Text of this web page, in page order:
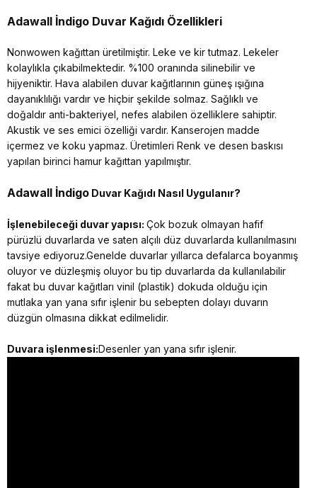
Adawall İndigo Duvar Kağıdı Özellikleri
Nonwowen kağıttan üretilmiştir. Leke ve kir tutmaz. Lekeler
kolaylıkla çıkabilmektedir. %100 oranında silinebilir ve
hijyeniktir. Hava alabilen duvar kağıtlarının güneş ışığına
dayanıklılığı vardır ve hiçbir şekilde solmaz. Sağlıklı ve
doğaldır anti-bakteriyel, nefes alabilen özelliklere sahiptir.
Akustik ve ses emici özelliği vardır. Kanserojen madde
içermez ve koku yapmaz. Üretimleri Renk ve desen baskısı
yapılan birinci hamur kağıttan yapılmıştır.
Adawall İndigo Duvar Kağıdı Nasıl Uygulanır?
İşlenebileceği duvar yapısı: Çok bozuk olmayan hafif
pürüzlü duvarlarda ve saten alçılı düz duvarlarda kullanılmasını
tavsiye ediyoruz.Genelde duvarlar yıllarca defalarca boyanmış
oluyor ve düzleşmiş oluyor bu tip duvarlarda da kullanılabilir
fakat bu duvar kağıtları vinil (plastik) dokuda olduğu için
mutlaka yan yana sıfır işlenir bu sebepten dolayı duvarın
düzgün olmasına dikkat edilmelidir.
Duvara işlenmesi:Desenler yan yana sıfır işlenir.